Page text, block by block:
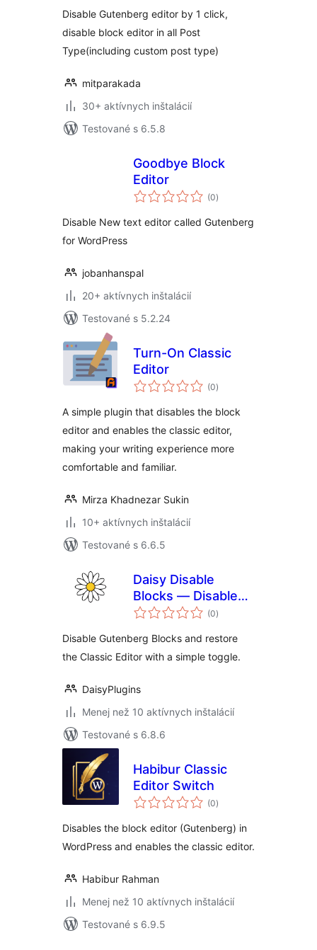
Disable Gutenberg editor by 1 click,
disable block editor in all Post
Type(including custom post type)
mitparakada
30+ aktívnych inštalácií
Testované s 6.5.8
Goodbye Block
Editor
(0celkové
hodnotenie
)
Disable New text editor called Gutenberg
for WordPress
jobanhanspal
20+ aktívnych inštalácií
Testované s 5.2.24
Turn-On Classic
Editor
(0celkové
hodnotenie
)
A simple plugin that disables the block
editor and enables the classic editor,
making your writing experience more
comfortable and familiar.
Mirza Khadnezar Sukin
10+ aktívnych inštalácií
Testované s 6.6.5
Daisy Disable
Blocks — Disable
Gutenberg, Enable
Disable Block Editor
(0celkové
hodnotenie
)
Disable Gutenberg Blocks and restore
the Classic Editor with a simple toggle.
DaisyPlugins
Menej než 10 aktívnych inštalácií
Testované s 6.8.6
Habibur Classic
Editor Switch
(0celkové
hodnotenie
)
Disables the block editor (Gutenberg) in
WordPress and enables the classic editor.
Habibur Rahman
Menej než 10 aktívnych inštalácií
Testované s 6.9.5